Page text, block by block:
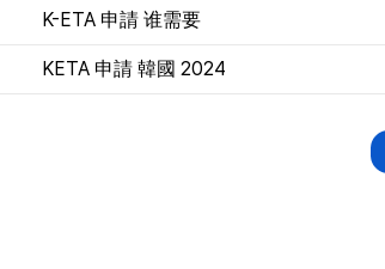
K-ETA 申請 谁需要
KETA 申請 韓國 2024